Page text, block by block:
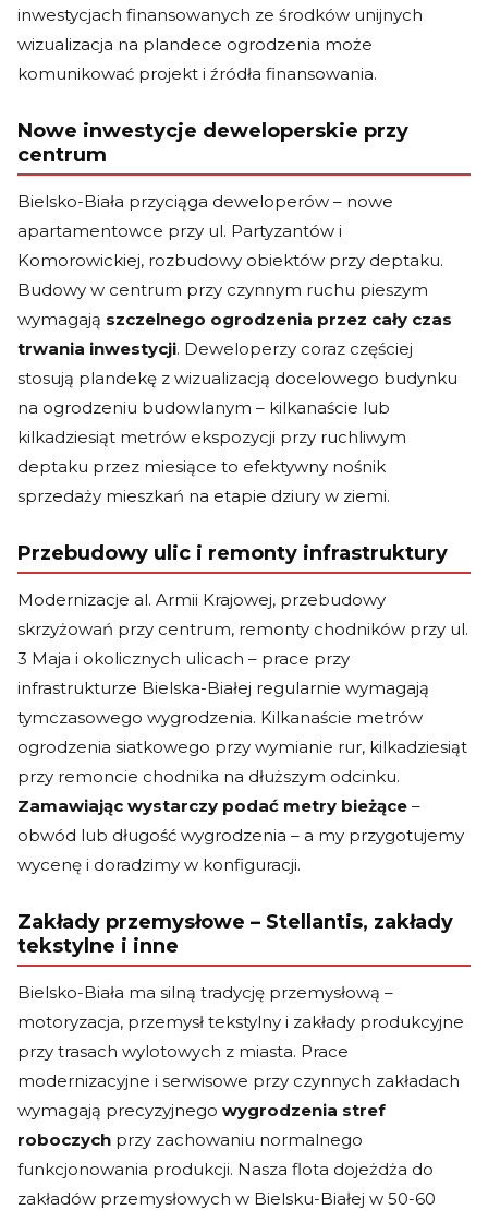
inwestycjach finansowanych ze środków unijnych
wizualizacja na plandece ogrodzenia może
komunikować projekt i źródła finansowania.
Nowe inwestycje deweloperskie przy
centrum
Bielsko-Biała przyciąga deweloperów – nowe
apartamentowce przy ul. Partyzantów i
Komorowickiej, rozbudowy obiektów przy deptaku.
Budowy w centrum przy czynnym ruchu pieszym
wymagają szczelnego ogrodzenia przez cały czas
trwania inwestycji. Deweloperzy coraz częściej
stosują plandekę z wizualizacją docelowego budynku
na ogrodzeniu budowlanym – kilkanaście lub
kilkadziesiąt metrów ekspozycji przy ruchliwym
deptaku przez miesiące to efektywny nośnik
sprzedaży mieszkań na etapie dziury w ziemi.
Przebudowy ulic i remonty infrastruktury
Modernizacje al. Armii Krajowej, przebudowy
skrzyżowań przy centrum, remonty chodników przy ul.
3 Maja i okolicznych ulicach – prace przy
infrastrukturze Bielska-Białej regularnie wymagają
tymczasowego wygrodzenia. Kilkanaście metrów
ogrodzenia siatkowego przy wymianie rur, kilkadziesiąt
przy remoncie chodnika na dłuższym odcinku.
Zamawiając wystarczy podać metry bieżące –
obwód lub długość wygrodzenia – a my przygotujemy
wycenę i doradzimy w konfiguracji.
Zakłady przemysłowe – Stellantis, zakłady
tekstylne i inne
Bielsko-Biała ma silną tradycję przemysłową –
motoryzacja, przemysł tekstylny i zakłady produkcyjne
przy trasach wylotowych z miasta. Prace
modernizacyjne i serwisowe przy czynnych zakładach
wymagają precyzyjnego wygrodzenia stref
roboczych przy zachowaniu normalnego
funkcjonowania produkcji. Nasza flota dojeżdża do
zakładów przemysłowych w Bielsku-Białej w 50-60